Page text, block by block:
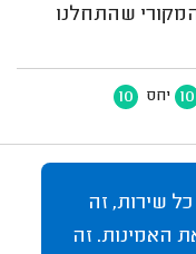
שהתחלנו
10 יחס 10
שירות, זה
האמינות. זה